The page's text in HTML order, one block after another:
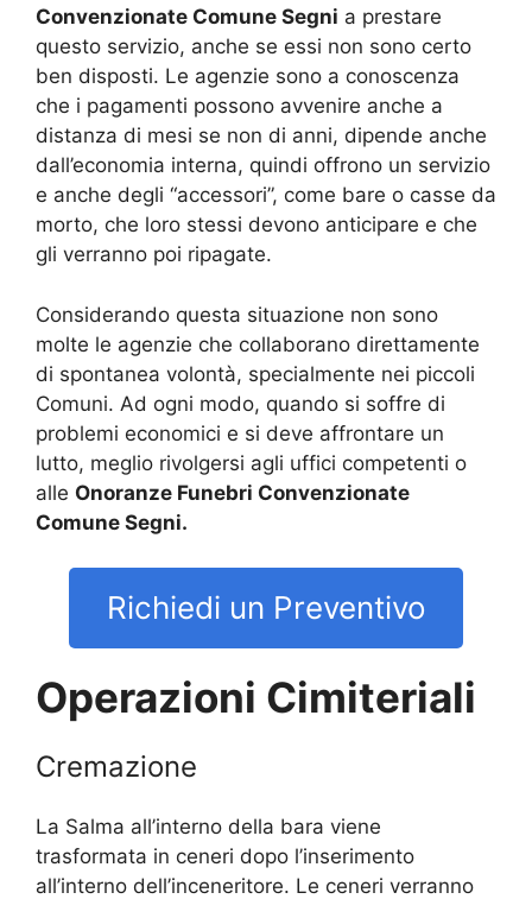
Convenzionate Comune Segni a prestare
questo servizio, anche se essi non sono certo
ben disposti. Le agenzie sono a conoscenza
che i pagamenti possono avvenire anche a
distanza di mesi se non di anni, dipende anche
dall’economia interna, quindi offrono un servizio
e anche degli “accessori”, come bare o casse da
morto, che loro stessi devono anticipare e che
gli verranno poi ripagate.
Considerando questa situazione non sono
molte le agenzie che collaborano direttamente
di spontanea volontà, specialmente nei piccoli
Comuni. Ad ogni modo, quando si soffre di
problemi economici e si deve affrontare un
lutto, meglio rivolgersi agli uffici competenti o
alle Onoranze Funebri Convenzionate
Comune Segni.
Richiedi un Preventivo
Operazioni Cimiteriali
Cremazione
La Salma all’interno della bara viene
trasformata in ceneri dopo l’inserimento
all’interno dell’inceneritore. Le ceneri verranno